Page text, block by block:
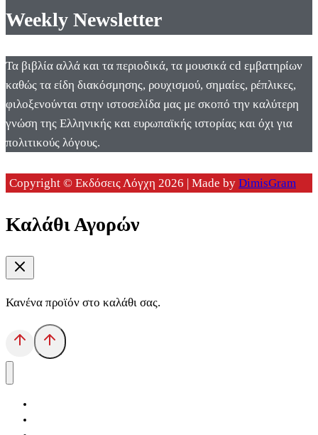
Weekly Newsletter
Τα βιβλία αλλά και τα περιοδικά, τα μουσικά cd εμβατηρίων
καθώς τα είδη διακόσμησης, ρουχισμού, σημαίες, ρέπλικες,
φιλοξενούνται στην ιστοσελίδα μας με σκοπό την καλύτερη
γνώση της Ελληνικής και ευρωπαϊκής ιστορίας και όχι για
πολιτικούς λόγους.
Copyright © Εκδόσεις Λόγχη 2026 | Made by DimisGram
Καλάθι Αγορών
Κανένα προϊόν στο καλάθι σας.